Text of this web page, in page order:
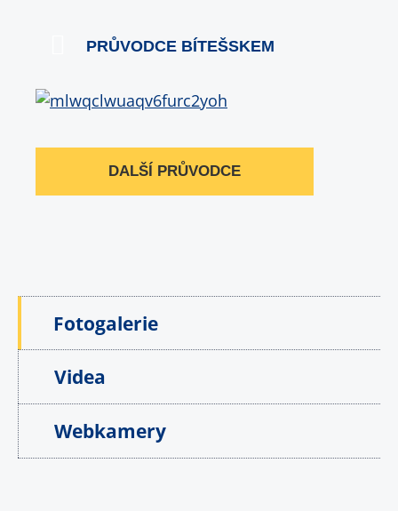
PRŮVODCE BÍTEŠSKEM
DALŠÍ PRŮVODCE
Fotogalerie
Videa
Webkamery